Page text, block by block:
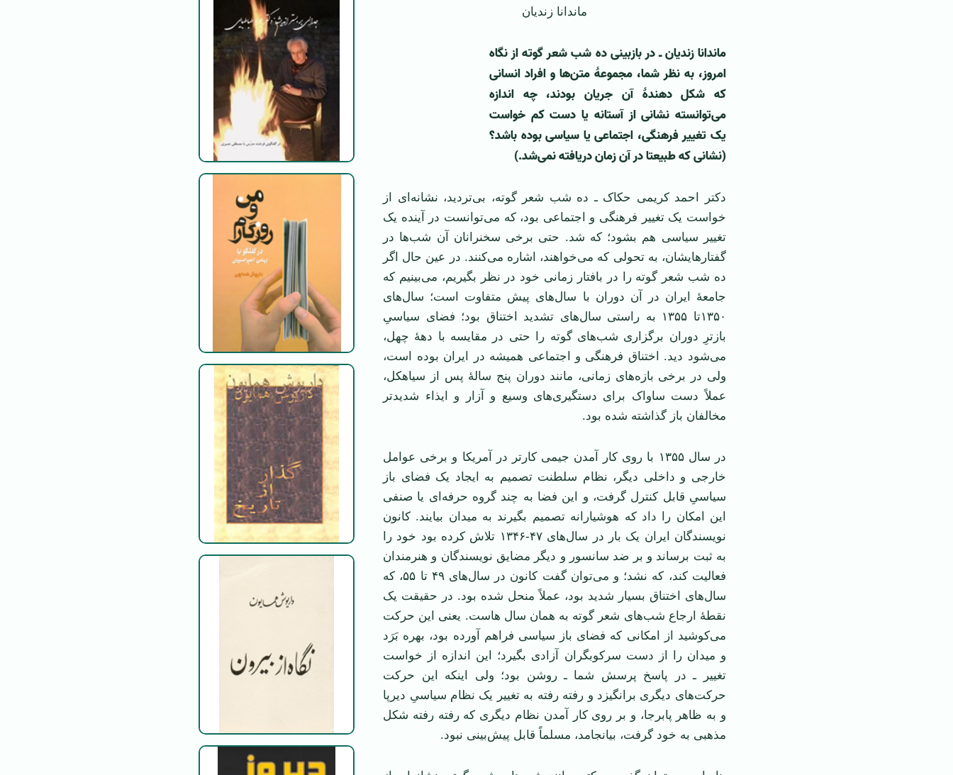
ماندانا زندیان
ماندانا زندیان ـ در بازبینی ده شب شعر گوته از نگاه
امروز، به نظر شما، مجموعۀ متن‌ها و افراد انسانی
که شکل دهندۀ آن جریان بودند، چه اندازه
می‌توانسته نشانی از آستانه یا دست کم خواست
یک تغییر فرهنگی، اجتماعی یا سیاسی بوده باشد؟
(نشانی که طبیعتا در آن زمان دریافته نمی‌شد.)
دکتر احمد کریمی حکاک ـ ده شب شعر گوته، بی‌تردید، نشانه‌ای از
خواست یک تغییر فرهنگی و اجتماعی بود، که می‌توانست در آینده یک
تغییر سیاسی هم بشود؛ که شد. حتی برخی سخنرانان آن شب‌ها در
گفتار‌هایشان، به تحولی که می‌خواهند، اشاره می‌کنند. در عین حال اگر
ده شب شعر گوته را در بافتار زمانی خود در نظر بگیریم، می‌بینیم که
جامعۀ ایران در آن دوران با سال‌های پیش متفاوت است؛ سال‌های
۱۳۵۰تا ۱۳۵۵ به راستی سال‌های تشدید اختناق بود؛ فضای سیاسیِ
بازترِ دوران برگزاری شب‌های گوته را حتی در مقایسه با دهۀ چهل،
می‌شود دید. اختناق فرهنگی و اجتماعی همیشه در ایران بوده است،
ولی در برخی بازه‌های زمانی، مانند دوران پنج سالۀ پس از سیاهکل،
عملاً دست ساواک برای دستگیری‌های وسیع و آزار و ایذاء شدید‌تر
مخالفان باز گذاشته شده بود.
در سال ۱۳۵۵ با روی کار آمدن جیمی کار‌تر در آمریکا و برخی عوامل
خارجی و داخلی دیگر، نظام سلطنت تصمیم به ایجاد یک فضای باز
سیاسیِ قابل کنترل گرفت، و این فضا به چند گروه حرفه‌ای یا صنفی
این امکان را داد که هوشیارانه تصمیم بگیرند به میدان بیایند. کانون
نویسندگان ایران یک بار در سال‌های ۴۷-۱۳۴۶ تلاش کرده بود خود را
به ثبت برساند و بر ضد سانسور و دیگر مضایق نویسندگان و هنرمندان
فعالیت کند، که نشد؛ و می‌توان گفت کانون در سال‌های ۴۹ تا ۵۵، که
سال‌های اختناق بسیار شدید بود، عملاً منحل شده بود. در حقیقت یک
نقطۀ ارجاع شب‌های شعر گوته به‌‌ همان سال هاست. یعنی این حرکت
می‌کوشید از امکانی که فضای باز سیاسی فراهم آورده بود، بهره بَرَد
و میدان را از دست سرکوبگران آزادی بگیرد؛ این اندازه از خواست
تغییر ـ در پاسخ پرسش شما ـ روشن بود؛ ولی اینکه این حرکت
حرکت‌های دیگری برانگیزد و رفته رفته به تغییر یک نظام سیاسیِ دیرپا
و به ظاهر پابرجا، و بر روی کار آمدن نظام دیگری که رفته رفته شکل
مذهبی به خود گرفت، بیانجامد، مسلماً قابل پیش‌بینی نبود.